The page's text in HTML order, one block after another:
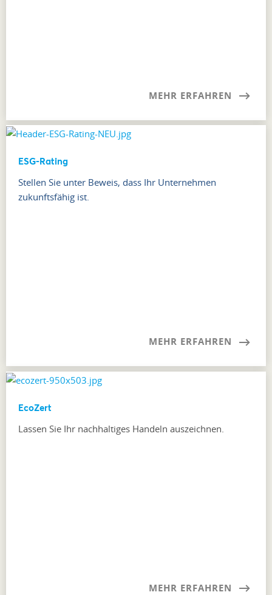
MEHR ERFAHREN
ESG-Rating
Stellen Sie unter Beweis, dass Ihr Unternehmen
zukunftsfähig ist.
MEHR ERFAHREN
EcoZert
Lassen Sie Ihr nachhaltiges Handeln auszeichnen.
MEHR ERFAHREN